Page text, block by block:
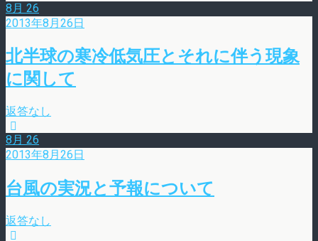
8月 26
2013年8月26日
北半球の寒冷低気圧とそれに伴う現象
に関して
返答なし
8月 26
2013年8月26日
台風の実況と予報について
返答なし